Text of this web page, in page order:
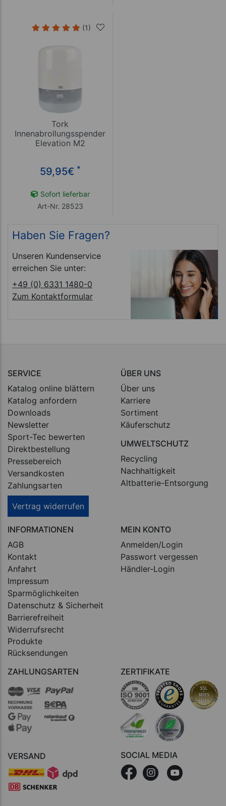
(1)
Tork
Innenabrollungsspender
Elevation M2
59,95€ *
Sofort lieferbar
Art-Nr. 28523
Haben Sie Fragen?
Unseren Kundenservice
erreichen Sie unter:
+49 (0) 6331 1480-0
Zum Kontaktformular
SERVICE
Katalog online blättern
Katalog anfordern
Downloads
Newsletter
Sport-Tec bewerten
Direktbestellung
Pressebereich
Versandkosten
Zahlungsarten
Vertrag widerrufen
ÜBER UNS
Über uns
Karriere
Sortiment
Käuferschutz
UMWELTSCHUTZ
Recycling
Nachhaltigkeit
Altbatterie-Entsorgung
INFORMATIONEN
AGB
Kontakt
Anfahrt
Impressum
Sparmöglichkeiten
Datenschutz & Sicherheit
Barrierefreiheit
Widerrufsrecht
Produkte
Rücksendungen
MEIN KONTO
Anmelden/Login
Passwort vergessen
Händler-Login
ZAHLUNGSARTEN
VERSAND
ZERTIFIKATE
SOCIAL MEDIA